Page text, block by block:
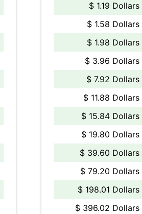
$ 1.19 Dollars
$ 1.58 Dollars
$ 1.98 Dollars
$ 3.96 Dollars
$ 7.92 Dollars
$ 11.88 Dollars
$ 15.84 Dollars
$ 19.80 Dollars
$ 39.60 Dollars
$ 79.20 Dollars
$ 198.01 Dollars
$ 396.02 Dollars